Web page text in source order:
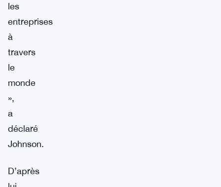
les
entreprises
à
travers
le
monde
»,
a
déclaré
Johnson.
D’après